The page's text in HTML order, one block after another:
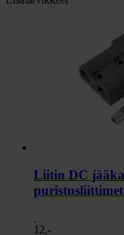
Liitin DC
12,-